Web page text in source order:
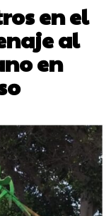
en el
al
en